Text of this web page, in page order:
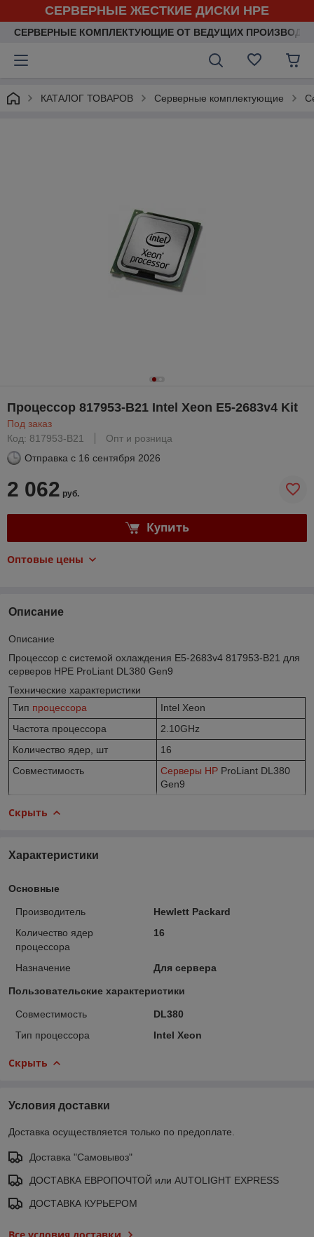
СЕРВЕРНЫЕ ЖЕСТКИЕ ДИСКИ HPE
СЕРВЕРНЫЕ КОМПЛЕКТУЮЩИЕ ОТ ВЕДУЩИХ
КАТАЛОГ ТОВАРОВ Серверные комплектующие
Процессор 817953-B21 Intel Xeon E5-2683v4 Kit
Под заказ
Код: 817953-B21
Опт и розница
Отправка с 16 сентября 2026
2 062 руб.
Купить
Оптовые цены
Описание
Описание
Процессор с системой охлаждения E5-2683v4 817953-B21 для
серверов HPE ProLiant DL380 Gen9
Технические характеристики
Тип процессора
Intel Xeon
Частота процессора
2.10GHz
Количество ядер, шт
16
Совместимость
Серверы HP ProLiant DL380
Gen9
Скрыть
Характеристики
Основные
Производитель
Hewlett Packard
Количество ядер
процессора
16
Назначение Для сервера
Пользовательские характеристики
Совместимость
DL380
Тип процессора
Intel Xeon
Скрыть
Условия доставки
Доставка осуществляется только по предоплате.
Доставка "Самовывоз"
ДОСТАВКА ЕВРОПОЧТОЙ или AUTOLIGHT EXPRESS
ДОСТАВКА КУРЬЕРОМ